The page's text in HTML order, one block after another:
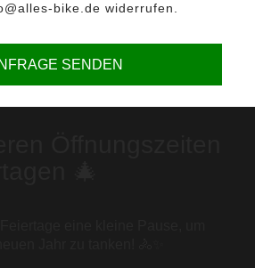
bike.de widerrufen.
SENDEN